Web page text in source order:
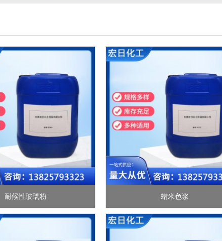
耐候性玻璃粉 蜡米色浆